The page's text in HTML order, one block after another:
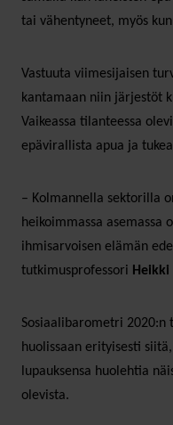
tai vähentyneet, myös
Vastuuta viimesijaisen
kantamaan niin järjestöt
Vaikeassa tilanteessa
epävirallista apua ja
– Kolmannella sektorilla
heikoimmassa
ihmisarvoisen elämän
tutkimusprofessori
Sosiaalibarometri 2020:n
huolissaan erityisesti
lupauksensa huolehtia
olevista.